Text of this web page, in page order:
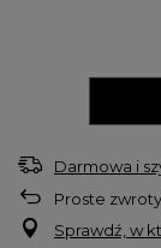
Darmowa i
Proste zwroty
Sprawdź, w